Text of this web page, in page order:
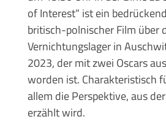
of Interest“ ist ein
britisch-polnischer Film über
Vernichtungslager in
2023, der mit zwei Oscars
worden ist. Charakteristisch
allem die Perspektive, aus
erzählt wird.